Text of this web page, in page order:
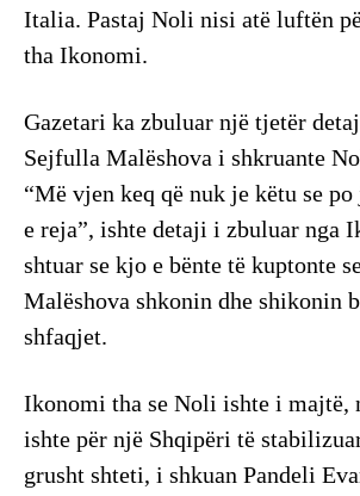
Italia. Pastaj Noli nisi atë luftën
tha Ikonomi.
Gazetari ka zbuluar një tjetër
Sejfulla Malëshova i shkruante
“Më vjen keq që nuk je këtu se
e reja”, ishte detaji i zbuluar nga
shtuar se kjo e bënte të kuptonte
Malëshova shkonin dhe shikonin
shfaqjet.
Ikonomi tha se Noli ishte i majtë,
ishte për një Shqipëri të
grusht shteti, i shkuan Pandeli